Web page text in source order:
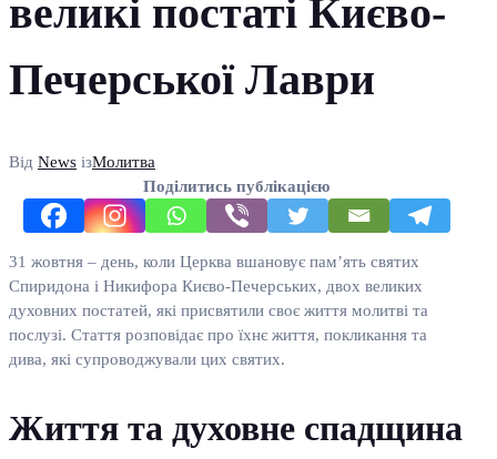
великі постаті Києво-
Печерської Лаври
Від News ізМолитва
Поділитись публікацією
31 жовтня – день, коли Церква вшановує пам’ять святих
Спиридона і Никифора Києво-Печерських, двох великих
духовних постатей, які присвятили своє життя молитві та
послузі. Стаття розповідає про їхнє життя, покликання та
дива, які супроводжували цих святих.
Життя та духовне спадщина